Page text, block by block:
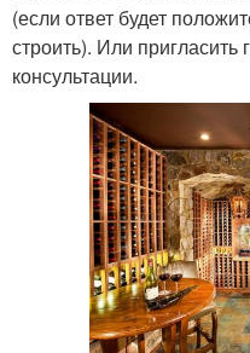
(если ответ будет
строить). Или пригласить
консультации.